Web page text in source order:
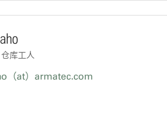
库工人
（at）armatec.com